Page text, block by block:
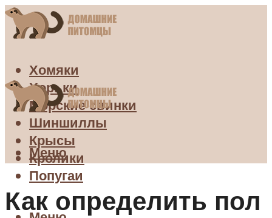
Хомяки
Хорьки
Морские свинки
Шиншиллы
Крысы
Кролики
Попугаи
Меню
Как определить пол